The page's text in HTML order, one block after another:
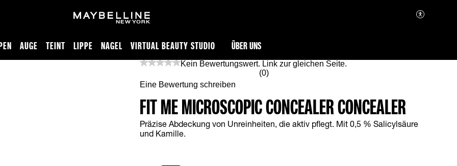
AUGE TEINT LIPPE NAGEL VIRTUAL BEAUTY STUDIO ÜBER UNS
Kein Bewertungswert. Link zur gleichen Seite.
(0)
Eine Bewertung schreiben
FIT ME MICROSCOPIC CONCEALER CONCEALER
Präzise Abdeckung von Unreinheiten, die aktiv pflegt. Mit 0,5 % Salicylsäure
und Kamille.